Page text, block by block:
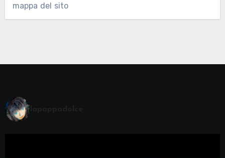
mappa del sito